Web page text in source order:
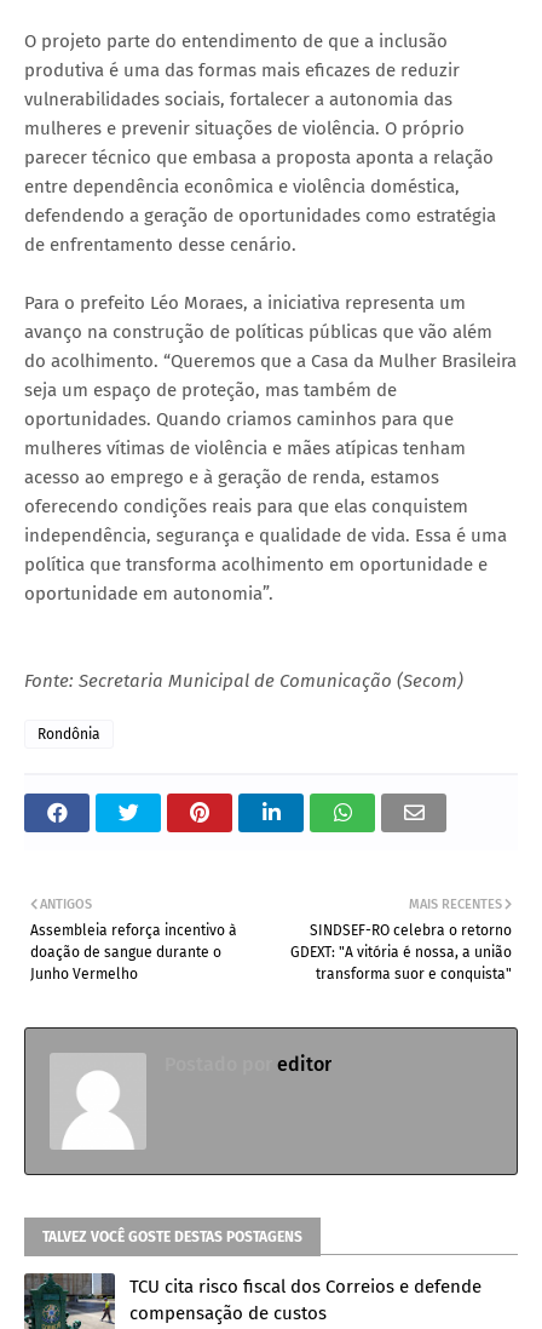
O projeto parte do entendimento de que a inclusão
produtiva é uma das formas mais eficazes de reduzir
vulnerabilidades sociais, fortalecer a autonomia das
mulheres e prevenir situações de violência. O próprio
parecer técnico que embasa a proposta aponta a relação
entre dependência econômica e violência doméstica,
defendendo a geração de oportunidades como estratégia
de enfrentamento desse cenário.
Para o prefeito Léo Moraes, a iniciativa representa um
avanço na construção de políticas públicas que vão além
do acolhimento. “Queremos que a Casa da Mulher Brasileira
seja um espaço de proteção, mas também de
oportunidades. Quando criamos caminhos para que
mulheres vítimas de violência e mães atípicas tenham
acesso ao emprego e à geração de renda, estamos
oferecendo condições reais para que elas conquistem
independência, segurança e qualidade de vida. Essa é uma
política que transforma acolhimento em oportunidade e
oportunidade em autonomia”.
Fonte: Secretaria Municipal de Comunicação (Secom)
Rondônia
MAIS RECENTES
SINDSEF-RO celebra o retorno
GDEXT: "A vitória é nossa, a união
transforma suor e conquista"
ANTIGOS
Assembleia reforça incentivo à
doação de sangue durante o
Junho Vermelho
editor
TALVEZ VOCÊ GOSTE DESTAS POSTAGENS
TCU cita risco fiscal dos Correios e defende
compensação de custos